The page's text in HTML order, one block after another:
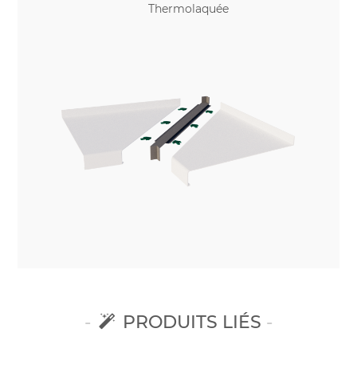
Thermolaquée
PRODUITS LIÉS